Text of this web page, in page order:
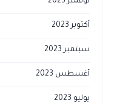
أكتوبر 2023
سبتمبر 2023
أغسطس 2023
يوليو 2023